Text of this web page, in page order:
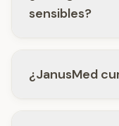
sensibles?
¿JanusMed